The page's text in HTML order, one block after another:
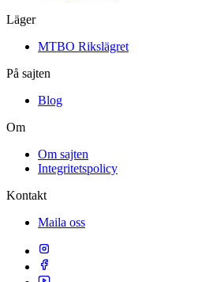
Läger
MTBO Rikslägret
På sajten
Blog
Om
Om sajten
Integritetspolicy
Kontakt
Maila oss